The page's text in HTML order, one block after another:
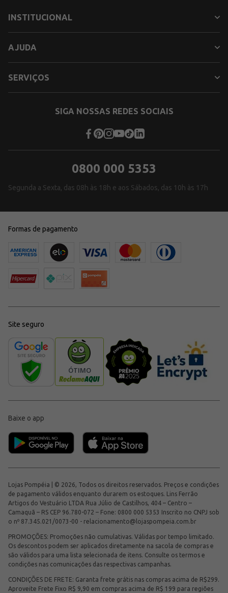
INSTITUCIONAL
AJUDA
SERVIÇOS
SIGA NOSSAS REDES SOCIAIS
0800 000 5353
Segunda a Sexta, das 08h às 18h e aos Sábados, das 10h às 17h
Formas de pagamento
Site seguro
Baixe o app
Lojas Pompéia | © 2026, Todos os direitos reservados. Preços e condições
de pagamento válidos enquanto durarem os estoques. Lins Ferrão
Artigos do Vestuário LTDA Rua Júlio de Castilhos, 404 – Centro –
Camaquã – RS CEP 96.780-072 – Fone: 0800 000 5353 Inscrito no CNPJ sob
o nº 87.345.021/0073-00 - relacionamento@lojaspompeia.com.br
PROMOÇÕES: Promoções não cumulativas. Válidas por tempo limitado.
Os descontos podem ser aplicados diretamente na sacola de compras e
são válidos para uma lista selecionada de itens. Consulte os termos e
condições nas comunicações das respectivas campanhas.
CONDIÇÕES DE FRETE: Garanta frete grátis nas compras acima de R$299.
Aproveite Frete Fixo R$ 9,90 em compras acima de R$ 199 para regiões